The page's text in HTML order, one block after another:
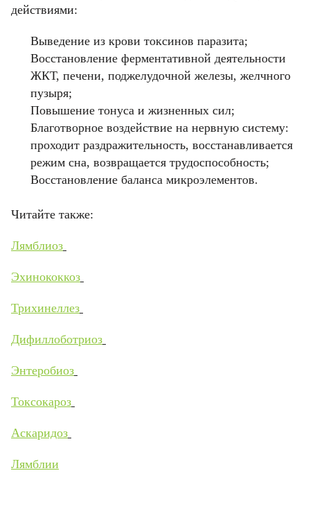
действиями:
Выведение из крови токсинов паразита;
Восстановление ферментативной деятельности
ЖКТ, печени, поджелудочной железы, желчного
пузыря;
Повышение тонуса и жизненных сил;
Благотворное воздействие на нервную систему:
проходит раздражительность, восстанавливается
режим сна, возвращается трудоспособность;
Восстановление баланса микроэлементов.
Читайте также:
Лямблиоз
Эхинококкоз
Трихинеллез
Дифиллоботриоз
Энтеробиоз
Токсокароз
Аскаридоз
Лямблии